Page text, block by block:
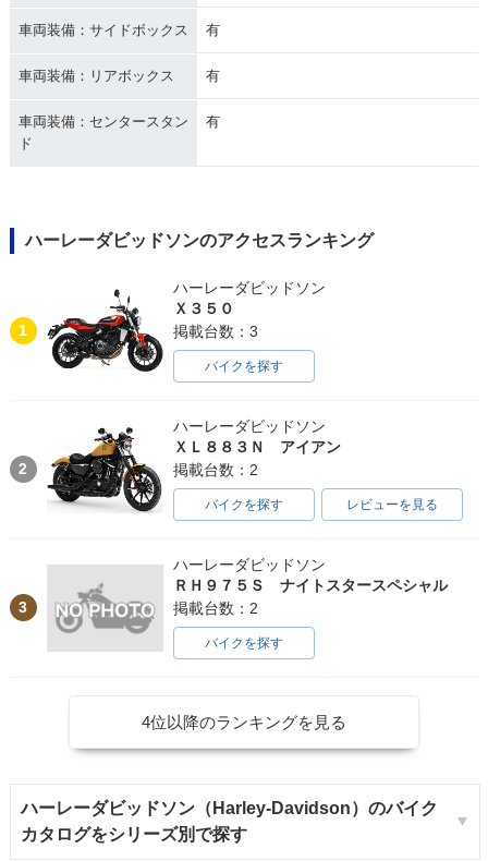
車両装備：サイドボックス 有
車両装備：リアボックス 有
車両装備：センタースタン
ド
有
ハーレーダビッドソンのアクセスランキング
1
ハーレーダビッドソン
Ｘ３５０
掲載台数：3
バイクを探す
2
ハーレーダビッドソン
ＸＬ８８３Ｎ アイアン
掲載台数：2
バイクを探す レビューを見る
3
ハーレーダビッドソン
ＲＨ９７５Ｓ ナイトスタースペシャル
掲載台数：2
バイクを探す
4位以降のランキングを見る
ハーレーダビッドソン（Harley-Davidson）のバイク
カタログをシリーズ別で探す